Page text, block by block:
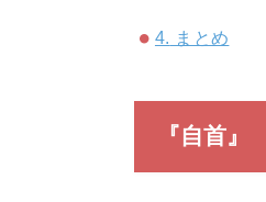
4. まとめ
『自首』